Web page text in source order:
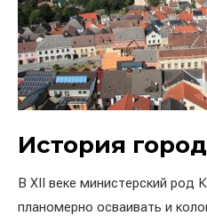
История
В XII веке министерский род
планомерно осваивать и